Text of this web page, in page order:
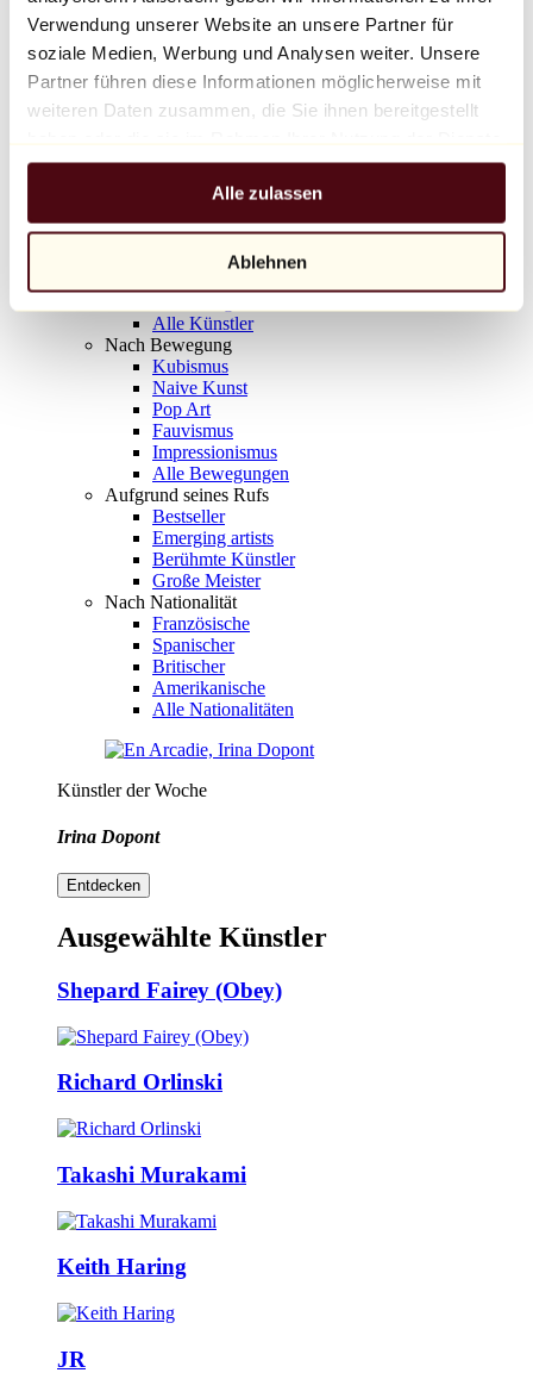
Verwendung unserer Website an unsere Partner für
soziale Medien, Werbung und Analysen weiter. Unsere
Partner führen diese Informationen möglicherweise mit
weiteren Daten zusammen, die Sie ihnen bereitgestellt
gesammelt haben.
Alle zulassen
Ablehnen
Balloon Dog (Orange)
Jeff Koons
10.000 €
Entdecken
Alle Bildhauer
Alle Fotografen
Alle Künstler
Nach Bewegung
Kubismus
Naive Kunst
Pop Art
Fauvismus
Impressionismus
Alle Bewegungen
Aufgrund seines Rufs
Bestseller
Emerging artists
Berühmte Künstler
Große Meister
Nach Nationalität
Französische
Spanischer
Britischer
Amerikanische
Alle Nationalitäten
Künstler der Woche
Irina Dopont
Entdecken
Ausgewählte Künstler
Shepard Fairey (Obey)
Richard Orlinski
Takashi Murakami
Keith Haring
JR